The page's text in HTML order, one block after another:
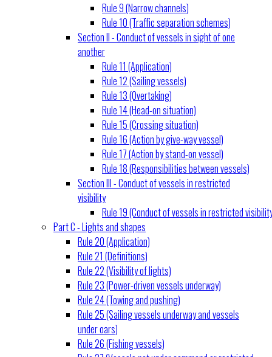
Rule 9 (Narrow channels)
Rule 10 (Traffic separation schemes)
Section II - Conduct of vessels in sight of one
another
Rule 11 (Application)
Rule 12 (Sailing vessels)
Rule 13 (Overtaking)
Rule 14 (Head-on situation)
Rule 15 (Crossing situation)
Rule 16 (Action by give-way vessel)
Rule 17 (Action by stand-on vessel)
Rule 18 (Responsibilities between vessels)
Section III - Conduct of vessels in restricted
visibility
Rule 19 (Conduct of vessels in restricted
Part C - Lights and shapes
Rule 20 (Application)
Rule 21 (Definitions)
Rule 22 (Visibility of lights)
Rule 23 (Power-driven vessels underway)
Rule 24 (Towing and pushing)
Rule 25 (Sailing vessels underway and vessels
under oars)
Rule 26 (Fishing vessels)